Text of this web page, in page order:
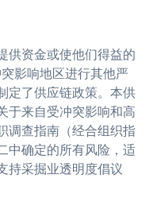
供资金或使他们得益的
影响地区进行其他严
定了供应链政策。本供
于来自受冲突影响和高
调查指南（经合组织指
中确定的所有风险，适
持采掘业透明度倡议